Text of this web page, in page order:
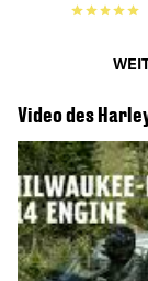
Video des